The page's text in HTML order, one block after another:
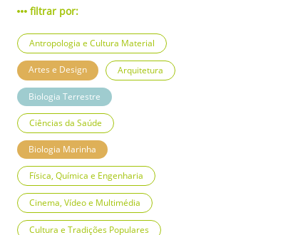
filtrar por:
Antropologia e Cultura Material
Artes e Design Arquitetura
Biologia Terrestre
Ciências da Saúde
Biologia Marinha
Física, Química e Engenharia
Cinema, Vídeo e Multimédia
Cultura e Tradições Populares